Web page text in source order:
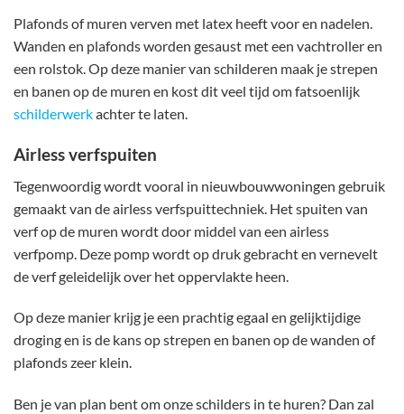
Plafonds of muren verven met latex heeft voor en nadelen.
Wanden en plafonds worden gesaust met een vachtroller en
een rolstok. Op deze manier van schilderen maak je strepen
en banen op de muren en kost dit veel tijd om fatsoenlijk
schilderwerkachter te laten.
Airless verfspuiten
Tegenwoordig wordt vooral in nieuwbouwwoningen gebruik
gemaakt van de airless verfspuittechniek. Het spuiten van
verf op de muren wordt door middel van een airless
verfpomp. Deze pomp wordt op druk gebracht en vernevelt
de verf geleidelijk over het oppervlakte heen.
Op deze manier krijg je een prachtig egaal en gelijktijdige
droging en is de kans op strepen en banen op de wanden of
plafonds zeer klein.
Ben je van plan bent om onze schilders in te huren? Dan zal